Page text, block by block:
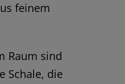
feinem
Raum sind
Schale, die